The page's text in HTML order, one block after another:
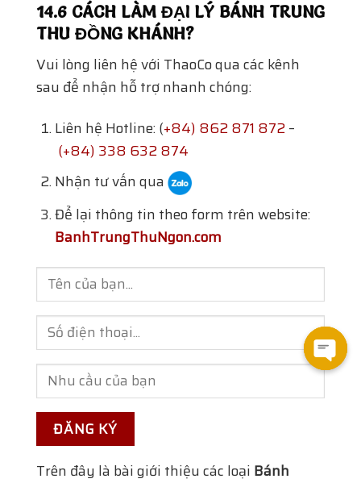
14.6 CÁCH LÀM ĐẠI LÝ BÁNH TRUNG
THU ĐỒNG KHÁNH?
Vui lòng liên hệ với ThaoCo qua các kênh
sau để nhận hỗ trợ nhanh chóng:
Liên hệ Hotline: (+84) 862 871 872–
(+84) 338 632 874
Nhận tư vấn qua
Để lại thông tin theo form trên website:
BanhTrungThuNgon.com
Trên đây là bài giới thiệu các loại Bánh